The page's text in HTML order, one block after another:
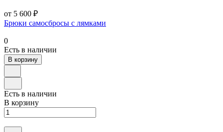
от 5 600 ₽
Брюки самосбросы с лямками
0
Есть в наличии
В корзину
Есть в наличии
В корзину